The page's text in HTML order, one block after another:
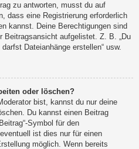
zu antworten, musst du auf
dass eine Registrierung erforderlich
kannst. Deine Berechtigungen sind
Beitragsansicht aufgelistet. Z. B. „Du
Dateianhänge erstellen“ usw.
oder löschen?
bist, kannst du nur deine
Du kannst einen Beitrag
Symbol für den
ist dies nur für einen
möglich. Wenn bereits